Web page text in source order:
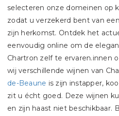
selecteren onze domeinen op
zodat u verzekerd bent van
zijn herkomst. Ontdek het
eenvoudig online om de
Chartron zelf te ervaren.innen
wij verschillende wijnen van
de-Beaune is zijn instapper,
zit u écht goed. Deze wijnen
en zijn haast niet beschikbaar.